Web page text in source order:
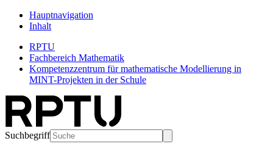
Hauptnavigation
Inhalt
RPTU
Fachbereich Mathematik
Kompetenzzentrum für mathematische Modellierung in
MINT-Projekten in der Schule
Suchbegriff